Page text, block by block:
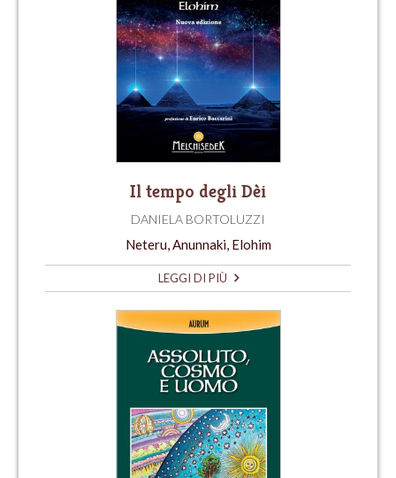
Il tempo degli Dèi
DANIELA BORTOLUZZI
Neteru, Anunnaki, Elohim
LEGGI DI PIÙ